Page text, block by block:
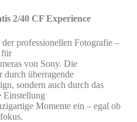
2/40 CF Experience
professionellen Fotografie –
für
von Sony. Die
überragende
sondern auch durch das
Momente ein – egal ob